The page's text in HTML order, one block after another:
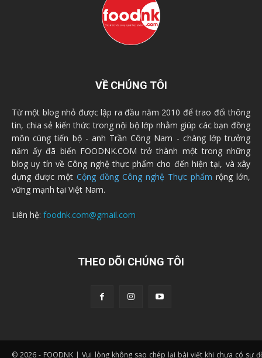
VỀ CHÚNG TÔI
Từ một blog nhỏ được lập ra đầu năm 2010 để trao đổi thông
tin, chia sẻ kiến thức trong nội bộ lớp nhằm giúp các bạn đồng
môn cùng tiến bộ - anh Trần Công Nam - chàng lớp trưởng
năm ấy đã biến FOODNK.COM trở thành một trong những
blog uy tín về Công nghệ thực phẩm cho đến hiện tại, và xây
dựng được một Cộng đồng Công nghệ Thực phẩm rộng lớn,
vững mạnh tại Việt Nam.
Liên hệ: foodnk.com@gmail.com
THEO DÕI CHÚNG TÔI
© 2026 - FOODNK | Vui lòng không sao chép lại bài viết khi chưa có sự